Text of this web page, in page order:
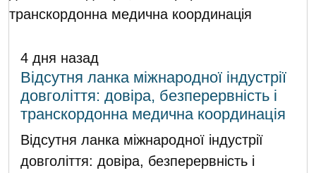
4 дня назад
Відсутня ланка міжнародної індустрії
довголіття: довіра, безперервність і
транскордонна медична координація
Відсутня ланка міжнародної індустрії
довголіття: довіра, безперервність і